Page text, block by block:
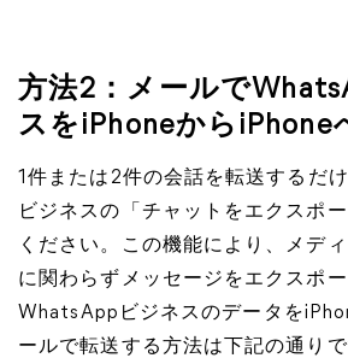
方法2：メールで
スをiPhoneからiPhone
1件または2件の会話を転送するだ
ビジネスの「チャットをエクスポ
ください。この機能により、メデ
に関わらずメッセージをエクスポー
WhatsAppビジネスのデータを
ールで転送する方法は下記の通りで